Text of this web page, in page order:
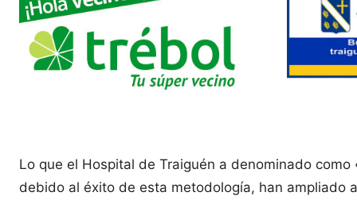
Lo que el Hospital de Traiguén a denominado
debido al éxito de esta metodología, han ampliado